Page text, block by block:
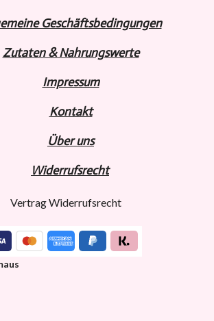
Geschäftsbedingungen
Zutaten & Nahrungswerte
Impressum
Kontakt
Über uns
Widerrufsrecht
Widerrufsrecht